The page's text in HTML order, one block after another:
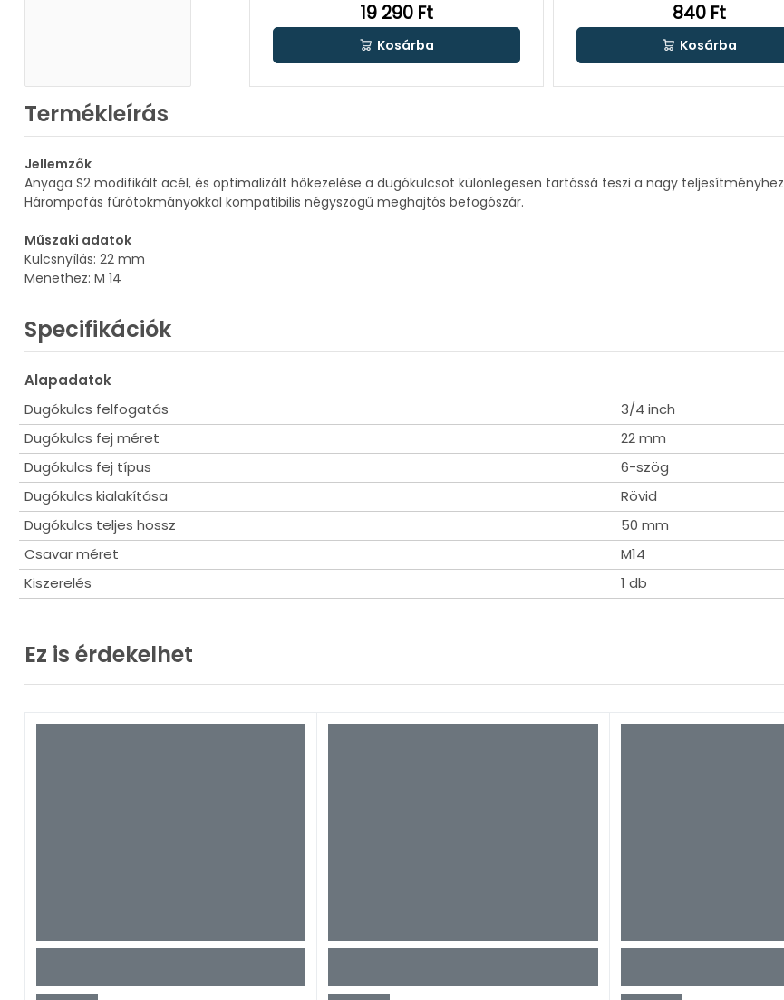
19 290 Ft
Kosárba
840 Ft
Kosárba
Termékleírás
Jellemzők
Anyaga S2 modifikált acél, és optimalizált hőkezelése a dugókulcsot különlegesen tartóssá teszi a nagy teljesítményhez
Hárompofás fúrótokmányokkal kompatibilis négyszögű meghajtós befogószár.
Műszaki adatok
Kulcsnyílás: 22 mm
Menethez: M 14
Specifikációk
Alapadatok
Dugókulcs felfogatás
3/4 inch
Dugókulcs fej méret
22 mm
Dugókulcs fej típus
6-szög
Dugókulcs kialakítása
Rövid
Dugókulcs teljes hossz
50 mm
Csavar méret
M14
Kiszerelés
1 db
Ez is érdekelhet